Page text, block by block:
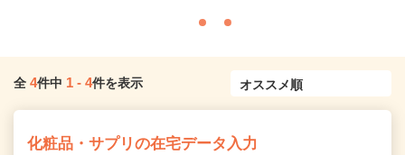
全 4件中 1 - 4件を表示
化粧品・サプリの在宅データ入力